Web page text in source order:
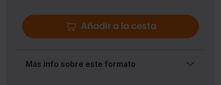
Añadir a la cesta
Más info sobre este formato